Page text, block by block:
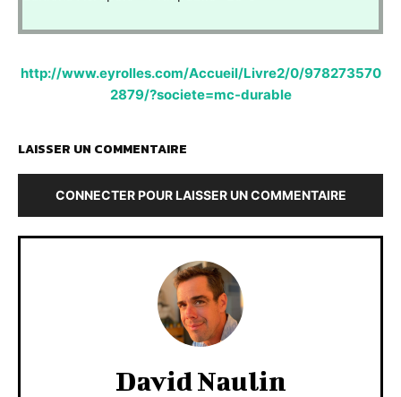
http://www.eyrolles.com/Accueil/Livre2/0/978273570
2879/?societe=mc-durable
LAISSER UN COMMENTAIRE
CONNECTER POUR LAISSER UN COMMENTAIRE
David Naulin